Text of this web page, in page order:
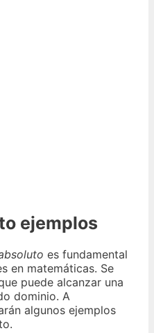
ejemplos
es fundamental
en matemáticas. Se
puede alcanzar una
dominio. A
algunos ejemplos